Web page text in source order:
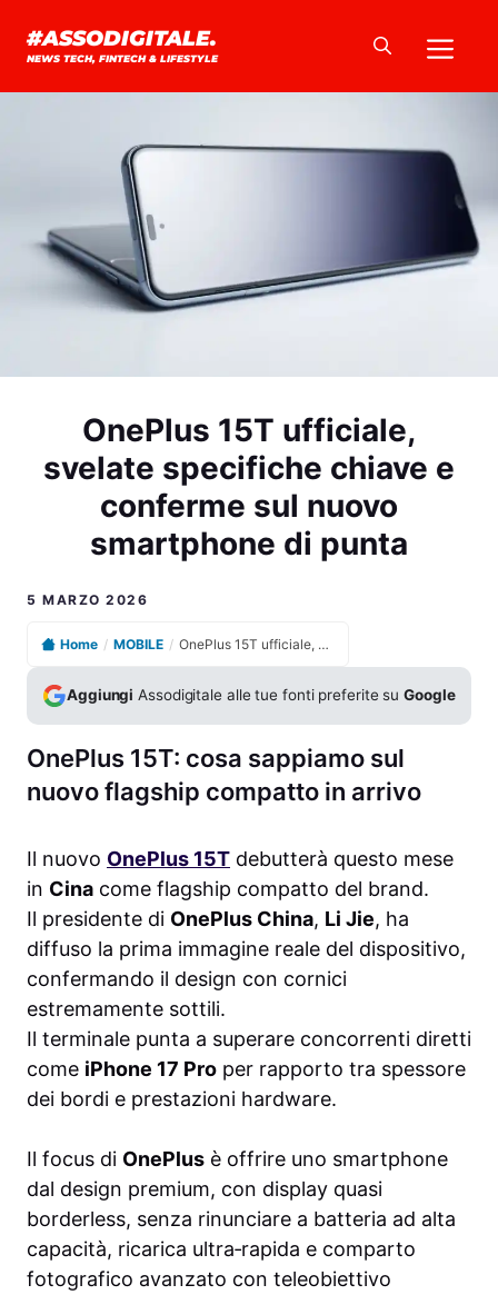
#ASSODIGITALE.
NEWS TECH, FINTECH & LIFESTYLE
OnePlus 15T ufficiale,
svelate specifiche chiave e
conferme sul nuovo
smartphone di punta
5 MARZO 2026
Home / MOBILE / OnePlus 15T ufficiale, svelate specifiche chiave e conferme sul nuovo smartphone di punta
Aggiungi Assodigitale alle tue fonti preferite suGoogle
OnePlus 15T: cosa sappiamo sul
nuovo flagship compatto in arrivo
Il nuovo OnePlus 15T debutterà questo mese
in Cina come flagship compatto del brand.
Il presidente di OnePlus China, Li Jie, ha
diffuso la prima immagine reale del dispositivo,
confermando il design con cornici
estremamente sottili.
Il terminale punta a superare concorrenti diretti
come iPhone 17 Pro per rapporto tra spessore
dei bordi e prestazioni hardware.
Il focus di OnePlus è offrire uno smartphone
dal design premium, con display quasi
borderless, senza rinunciare a batteria ad alta
capacità, ricarica ultra‑rapida e comparto
fotografico avanzato con teleobiettivo